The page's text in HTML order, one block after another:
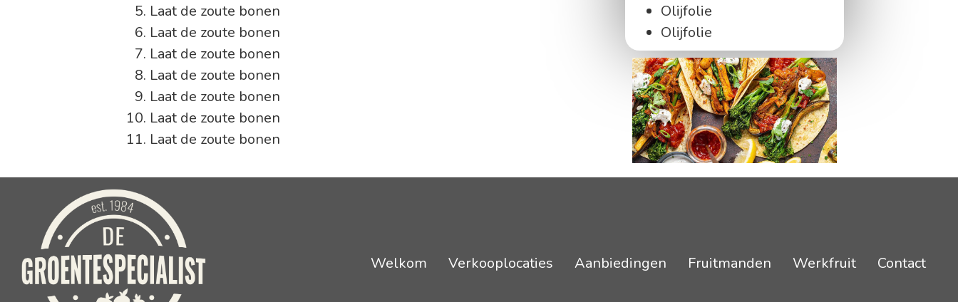
Laat de zoute bonen
Laat de zoute bonen
Laat de zoute bonen
Laat de zoute bonen
Laat de zoute bonen
Laat de zoute bonen
Laat de zoute bonen
Olijfolie
Olijfolie
Welkom Verkooplocaties Aanbiedingen Fruitmanden Werkfruit Contact